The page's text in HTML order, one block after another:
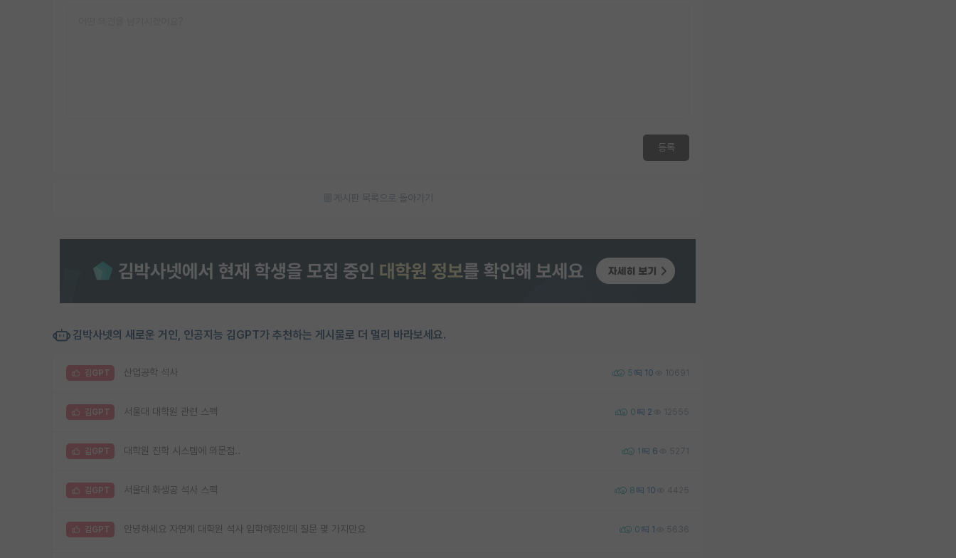
등록
게시판 목록으로 돌아가기
김박사넷의 새로운 거인, 인공지능 김GPT가 추천하는 게시물로 더 멀리 바라보세요.
김GPT 산업공학 석사 5 10 10691
김GPT 서울대 대학원 관련 스펙 0 2 12555
김GPT 대학원 진학 시스템에 의문점.. 1 6 5271
김GPT 서울대 화생공 석사 스펙 8 10 4425
김GPT 안녕하세요 자연계 대학원 석사 입학예정인데 질문 몇 가지만요 0 1 5636